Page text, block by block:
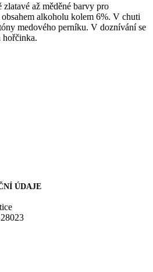
zlatavé až měděné barvy pro
alkoholu kolem 6%. V chuti
medového perníku. V doznívání se
hořčinka.
ÚDAJE